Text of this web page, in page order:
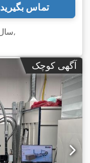
تماس بگیرید
,
آگهی کوچک